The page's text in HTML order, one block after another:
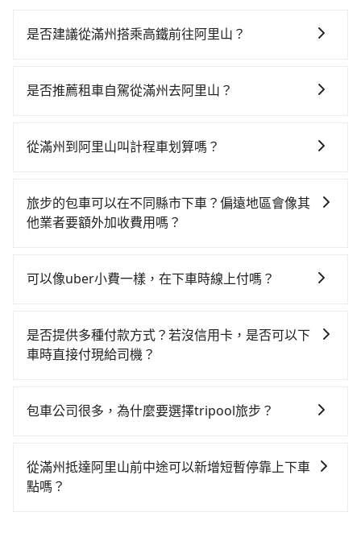
是否建議從滿州搭乘高鐵前往阿里山？
叫計程車前往高鐵站！從最早05:50一直到22:55，左營-
元、車程約145分鐘。抵達高鐵站後，步行進站、現場購
價410元，再用5分鐘出站、等待車站前排班的計程車，
搭上小黃後約花145分鐘、車費2,600元後，抵達嘉義縣
不過屏東縣領有合法執照的計程車僅有400多輛，計程車
縣少部分小黃司機不按表收費，看乘客是外地人便漫天
喊價或恣意繞路。但如果全程使用tripool並到府專車接
車資，而且更會額外浪費130分鐘在轉乘與等車上，現在
用。
是否推薦租車自駕從滿州去阿里山？
間租車公司，如果不想額外花時間搭車前往鄰近市區租
從滿州到阿里山叫計程車划算嗎？
灣大車隊和Yoxi。依照里程跳錶計算，價格約為
4,750~7,100元間。不過屏東縣僅有合法計程車約370
要原路返回，嘉義縣阿里山鄉的計程車也不是這麼好
預約，以免當場被坑受騙。雖然滿州到阿里山的跳表小
黃可能較為便宜，但當你們人數超過四位時，叫兩輛計
旅步的包車可以在不同縣市下車？偏遠地區會像其
他業者要額外加收費用嗎？
於偏遠地區，我們提供的價格已經包含了所有基本的費
支付額外的費用，不過別擔心，您可以透過旅步官網查
詢到具體的費用。
可以像uber小費一樣，在下車時線上付嗎？
可以在下車前用現金支付給司機就可以了。
是否提供多種付款方式？若沒信用卡，是否可以下
車時直接付現給司機？
(VISA/MasterCard/JCB)、簽帳卡 (金融信用卡) 和
櫃檯繳費，或者利用 ATM 完成匯款。
包車公司很多，為什麼要選擇tripool旅步？
以依照您行程人數的需求進行選擇。此外，為確保您的
旅途安全無憂，我們的司機都是專業且可靠的職業駕
從滿州抵達阿里山前中途可以新增短暫停靠上下車
點嗎？